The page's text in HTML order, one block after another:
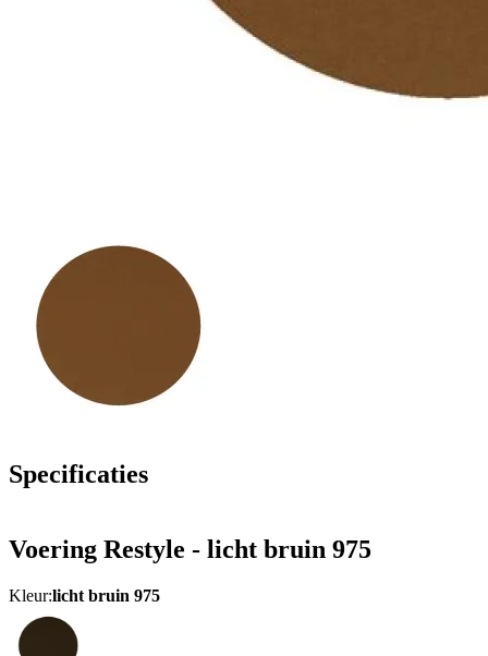
Specificaties
Voering Restyle - licht bruin 975
Kleur:licht bruin 975